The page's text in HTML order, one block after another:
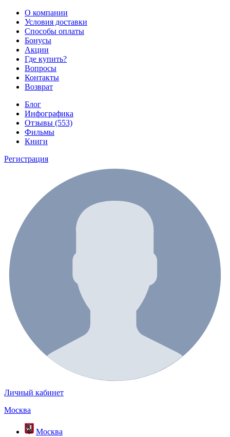
О компании
Условия доставки
Способы оплаты
Бонусы
Акции
Где купить?
Вопросы
Контакты
Возврат
Блог
Инфографика
Отзывы (553)
Фильмы
Книги
Регистрация
Личный кабинет
Москва
Москва